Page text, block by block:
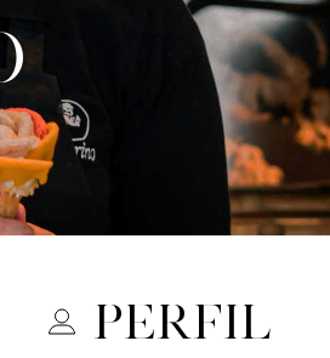
Perfil